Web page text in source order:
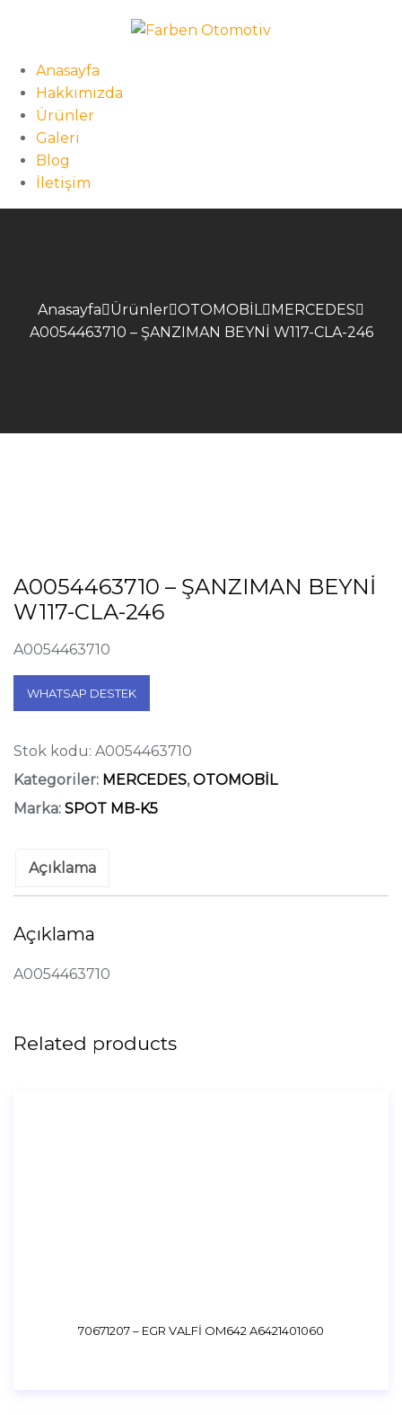
Anasayfa
Hakkımızda
Ürünler
Galeri
Blog
İletişim
Anasayfa Ürünler OTOMOBİL
MERCEDES
A0054463710 – ŞANZIMAN BEYNİ W117-CLA-246
A0054463710 – ŞANZIMAN BEYNİ
W117-CLA-246
A0054463710
WHATSAP DESTEK
Stok kodu: A0054463710
Kategoriler: MERCEDES,OTOMOBİL
Marka: SPOT MB-K5
Açıklama
Açıklama
A0054463710
Related products
70671207 – EGR VALFİ OM642 A6421401060